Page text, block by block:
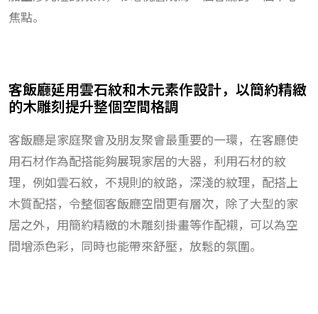
焦點。
客飯廳延用雲石紋和木元素作設計，以簡約精緻
的木雕刻提升整個空間格調
客飯廳是家庭聚會及朋友聚會最重要的一環，在客廳使
用石材作為配搭能夠展現家居的大器，利用石材的紋
理，例如雲石紋，不規則的紋路，深淺的紋理，配搭上
木質配搭，令整個客飯廳空間更有層次，除了大型的家
居之外，用簡約精緻的木雕刻掛畫等作配襯，可以為空
間增添色彩，同時也能帶來舒壓，放鬆的氛圍。